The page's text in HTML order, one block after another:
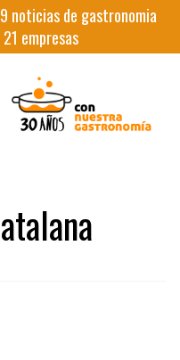
noticias de gastronomia
21 empresas